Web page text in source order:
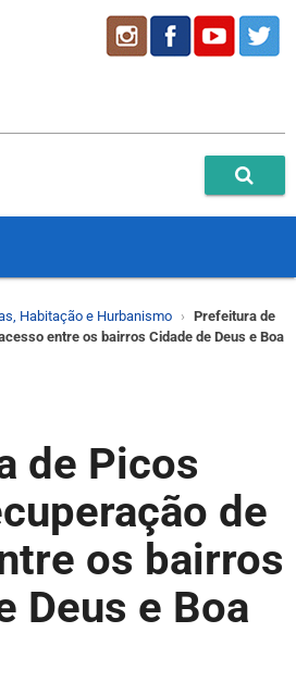
Habitação e Hurbanismo
Prefeitura de
entre os bairros Cidade de Deus e Boa
de Picos
de
os bairros
Deus e Boa